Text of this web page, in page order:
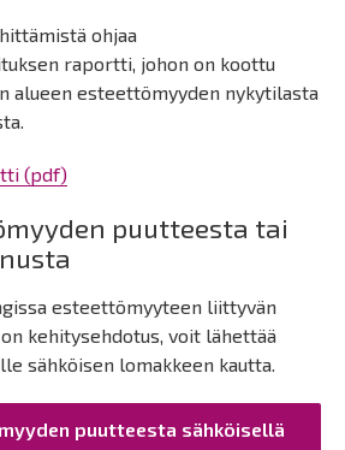
ohjaa
raportti, johon on koottu
alueen esteettömyyden nykytilasta
(pdf)
puutteesta tai
esteettömyyteen liittyvän
kehitysehdotus, voit lähettää
sähköisen lomakkeen kautta.
puutteesta sähköisellä